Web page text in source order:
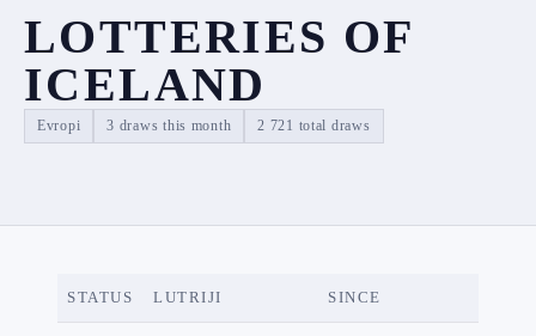
LOTTERIES OF
ICELAND
Evropi 3 draws this month 2 721 total draws
STATUS LUTRIJI SINCE